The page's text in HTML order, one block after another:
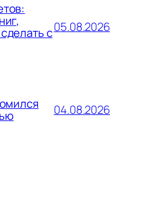
с05.08.2026
04.08.2026